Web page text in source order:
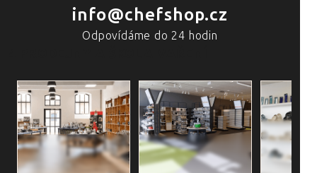
info@chefshop.cz
Odpovídáme do 24 hodin